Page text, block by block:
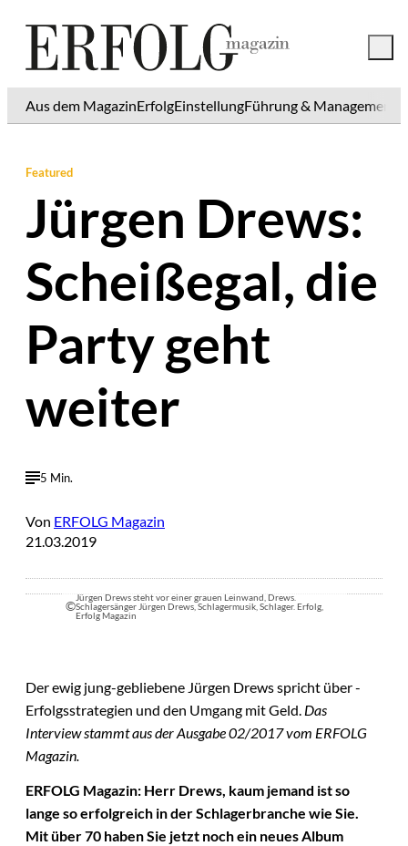
Aus dem MagazinErfolgEinstellungFührung & Management
Featured
Jürgen Drews:
Scheißegal, die
Party geht
weiter
5 Min.
Von ERFOLG Magazin
21.03.2019
©
Jürgen Drews steht vor einer grauen Leinwand, Drews.
Schlagersänger Jürgen Drews, Schlagermusik, Schlager. Erfolg,
Erfolg Magazin
Der ewig jung-gebliebene Jürgen Drews spricht über -
Erfolgsstrategien und den Umgang mit Geld. Das
Interview stammt aus der Ausgabe 02/2017 vom ERFOLG
Magazin.
ERFOLG Magazin: Herr Drews, kaum jemand ist so
lange so erfolgreich in der Schlagerbranche wie Sie.
Mit über 70 haben Sie jetzt noch ein neues Album